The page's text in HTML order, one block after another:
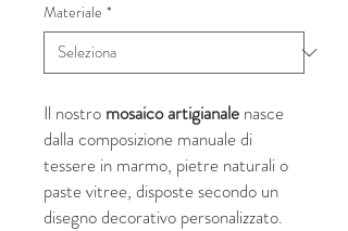
Materiale *
Il nostro mosaico artigianale nasce
dalla composizione manuale di
tessere in marmo, pietre naturali o
paste vitree, disposte secondo un
disegno decorativo personalizzato.